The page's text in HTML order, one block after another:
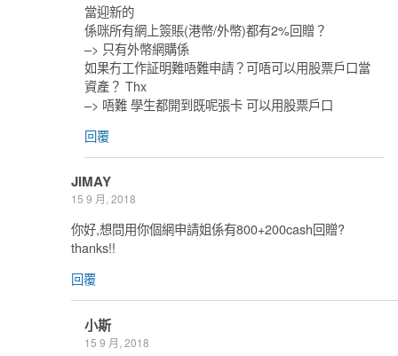
當迎新的
係咪所有網上簽賬(港幣/外幣)都有2%回贈？
–> 只有外幣網購係
如果冇工作証明難唔難申請？可唔可以用股票戶口當
資產？ Thx
–> 唔難 學生都開到既呢張卡 可以用股票戶口
回覆
JIMAY
15 9 月, 2018
你好,想問用你個網申請姐係有800+200cash回贈?
thanks!!
回覆
小斯
15 9 月, 2018